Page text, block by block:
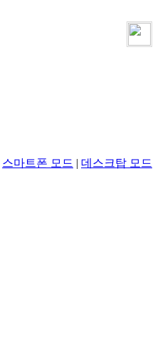
스마트폰 모드 | 데스크탑 모드